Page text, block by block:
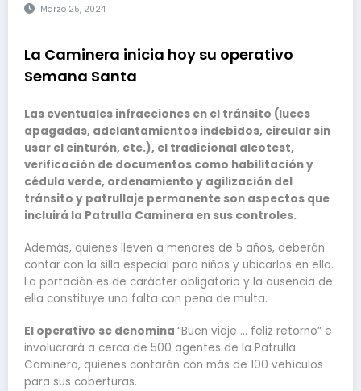
Marzo 25, 2024
La Caminera inicia hoy su operativo
Semana Santa
Las eventuales infracciones en el tránsito (luces
apagadas, adelantamientos indebidos, circular sin
usar el cinturón, etc.), el tradicional alcotest,
verificación de documentos como habilitación y
cédula verde, ordenamiento y agilización del
tránsito y patrullaje permanente son aspectos que
incluirá la Patrulla Caminera en sus controles.
Además, quienes lleven a menores de 5 años, deberán
contar con la silla especial para niños y ubicarlos en ella.
La portación es de carácter obligatorio y la ausencia de
ella constituye una falta con pena de multa.
El operativo se denomina “Buen viaje … feliz retorno” e
involucrará a cerca de 500 agentes de la Patrulla
Caminera, quienes contarán con más de 100 vehículos
para sus coberturas.